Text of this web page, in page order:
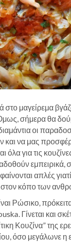
στο μαγείρεμα
σήμερα θα
οι
και να μας
όλα για τις
απλές γιατί
κόπο των
Ρώσικο,
Γίνεται και
Κουζίνα”
όσο μεγάλωνε